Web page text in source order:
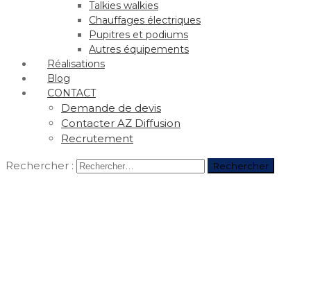
Talkies walkies
Chauffages électriques
Pupitres et podiums
Autres équipements
Réalisations
Blog
CONTACT
Demande de devis
Contacter AZ Diffusion
Recrutement
Rechercher :